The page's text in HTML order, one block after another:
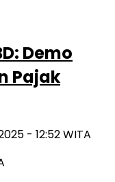
Demo
Pajak
- 12:52 WITA